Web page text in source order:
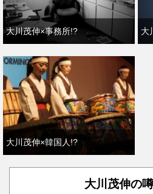
大川茂伸×事務所!? 大
大川茂伸×韓国人!?
大川茂伸の